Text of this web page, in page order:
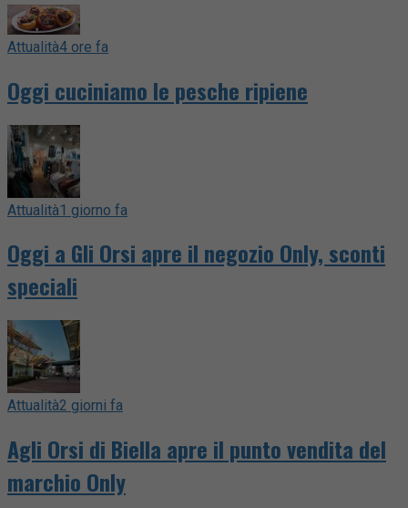
Attualità4 ore fa
Oggi cuciniamo le pesche ripiene
Attualità1 giorno fa
Oggi a Gli Orsi apre il negozio Only, sconti
speciali
Attualità2 giorni fa
Agli Orsi di Biella apre il punto vendita del
marchio Only